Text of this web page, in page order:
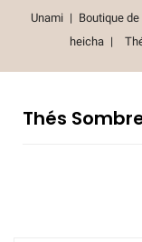
Unami Boutique de
heicha
Thés